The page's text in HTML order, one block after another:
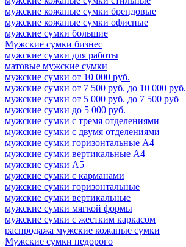
мужские кожаные сумки брендовые
мужские кожаные сумки офисные
мужские сумки большие
Мужские сумки бизнес
мужские сумки для работы
матовые мужские сумки
мужские сумки от 10 000 руб.
мужские сумки от 7 500 руб. до 10 000 руб.
мужские сумки от 5 000 руб. до 7 500 руб
мужские сумки до 5 000 руб.
мужские сумки с тремя отделениями
мужские сумки с двумя отделениями
мужские сумки горизонтальные А4
мужские сумки вертикальные А4
мужские сумки А5
мужские сумки с карманами
мужские сумки горизонтальные
мужские сумки вертикальные
мужские сумки мягкой формы
мужские сумки с жестким каркасом
распродажа мужские кожаные сумки
Мужские сумки недорого